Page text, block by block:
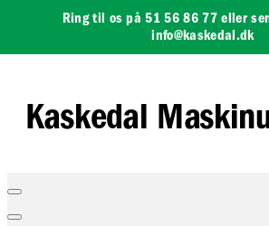
Skip to Content
Kaskedal
Ring til os på 51 56 86 77 eller
info@kaskedal.dk